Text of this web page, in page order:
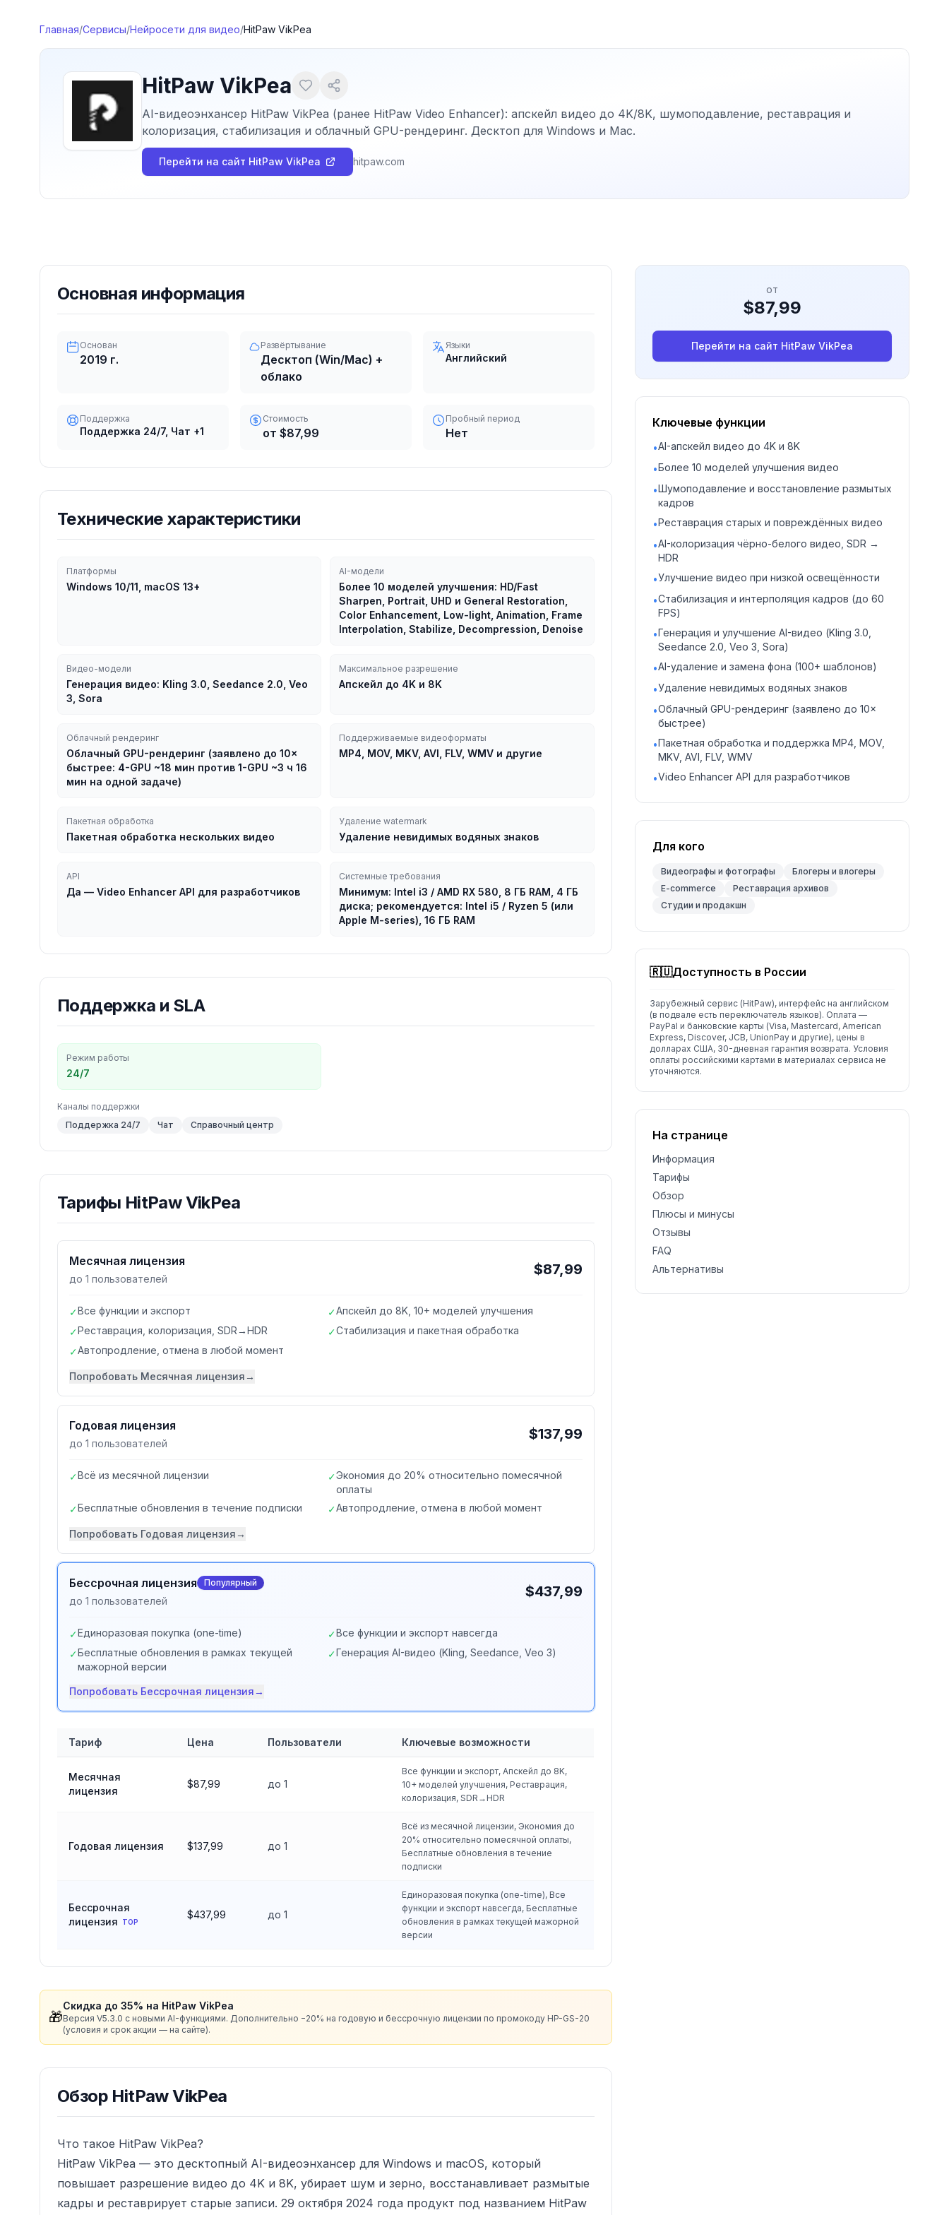
Главная/Сервисы/Нейросети для видео/HitPaw VikPea
HitPaw VikPea
AI-видеоэнхансер HitPaw VikPea (ранее HitPaw Video Enhancer): апскейл видео до 4K/8K, шумоподавление, реставрация и
колоризация, стабилизация и облачный GPU-рендеринг. Десктоп для Windows и Mac.
Перейти на сайт HitPaw VikPea hitpaw.com
Основная информация
Основан
2019 г.
Развёртывание
Десктоп (Win/Mac) +
облако
Языки
Английский
Поддержка
Поддержка 24/7, Чат +1
Стоимость
от $87,99
Пробный период
Нет
Технические характеристики
Платформы
Windows 10/11, macOS 13+
AI-модели
Более 10 моделей улучшения: HD/Fast
Sharpen, Portrait, UHD и General Restoration,
Color Enhancement, Low-light, Animation, Frame
Interpolation, Stabilize, Decompression, Denoise
Видео-модели
Генерация видео: Kling 3.0, Seedance 2.0, Veo
3, Sora
Максимальное разрешение
Апскейл до 4K и 8K
Облачный рендеринг
Облачный GPU-рендеринг (заявлено до 10×
быстрее: 4-GPU ~18 мин против 1-GPU ~3 ч 16
мин на одной задаче)
Поддерживаемые видеоформаты
MP4, MOV, MKV, AVI, FLV, WMV и другие
Пакетная обработка
Пакетная обработка нескольких видео
Удаление watermark
Удаление невидимых водяных знаков
API
Да — Video Enhancer API для разработчиков
Системные требования
Минимум: Intel i3 / AMD RX 580, 8 ГБ RAM, 4 ГБ
диска; рекомендуется: Intel i5 / Ryzen 5 (или
Apple M-series), 16 ГБ RAM
Поддержка и SLA
Режим работы
24/7
Каналы поддержки
Поддержка 24/7
Чат Справочный центр
Тарифы HitPaw VikPea
Месячная лицензия
до 1 пользователей
$87,99
✓Все функции и экспорт ✓Апскейл до 8K, 10+ моделей улучшения
✓Реставрация, колоризация, SDR→HDR ✓Стабилизация и пакетная обработка
✓Автопродление, отмена в любой момент
Попробовать Месячная лицензия→
Годовая лицензия
до 1 пользователей
$137,99
✓Всё из месячной лицензии ✓Экономия до 20% относительно помесячной
оплаты
✓Бесплатные обновления в течение подписки ✓Автопродление, отмена в любой момент
Попробовать Годовая лицензия→
Бессрочная лицензия Популярный
до 1 пользователей
$437,99
✓Единоразовая покупка (one-time) ✓Все функции и экспорт навсегда
✓Бесплатные обновления в рамках текущей
мажорной версии
✓Генерация AI-видео (Kling, Seedance, Veo 3)
Попробовать Бессрочная лицензия→
Тариф Цена Пользователи Ключевые возможности
Месячная
лицензия
$87,99 до 1
Все функции и экспорт, Апскейл до 8K,
10+ моделей улучшения, Реставрация,
колоризация, SDR→HDR
Годовая лицензия $137,99 до 1
Всё из месячной лицензии, Экономия до
20% относительно помесячной оплаты,
Бесплатные обновления в течение
подписки
Бессрочная
лицензия
TOP
$437,99 до 1
Единоразовая покупка (one-time), Все
функции и экспорт навсегда, Бесплатные
обновления в рамках текущей мажорной
версии
🎁
Скидка до 35% на HitPaw VikPea
Версия V5.3.0 с новыми AI-функциями. Дополнительно −20% на годовую и бессрочную лицензии по промокоду HP-GS-20
(условия и срок акции — на сайте).
Обзор HitPaw VikPea
Что такое HitPaw VikPea?
HitPaw VikPea — это десктопный AI-видеоэнхансер для Windows и macOS, который
повышает разрешение видео до 4K и 8K, убирает шум и зерно, восстанавливает размытые
кадры и реставрирует старые записи. 29 октября 2024 года продукт под названием HitPaw
от
$87,99
Перейти на сайт HitPaw VikPea
Ключевые функции
•AI-апскейл видео до 4K и 8K
•Более 10 моделей улучшения видео
•Шумоподавление и восстановление размытых
кадров
•Реставрация старых и повреждённых видео
•AI-колоризация чёрно-белого видео, SDR →
HDR
•Улучшение видео при низкой освещённости
•Стабилизация и интерполяция кадров (до 60
FPS)
•Генерация и улучшение AI-видео (Kling 3.0,
Seedance 2.0, Veo 3, Sora)
•AI-удаление и замена фона (100+ шаблонов)
•Удаление невидимых водяных знаков
•Облачный GPU-рендеринг (заявлено до 10×
быстрее)
•Пакетная обработка и поддержка MP4, MOV,
MKV, AVI, FLV, WMV
•Video Enhancer API для разработчиков
Для кого
Видеографы и фотографы
Блогеры и влогеры
E-commerce
Реставрация архивов
Студии и продакшн
🇷🇺Доступность в России
Зарубежный сервис (HitPaw), интерфейс на английском
(в подвале есть переключатель языков). Оплата —
PayPal и банковские карты (Visa, Mastercard, American
Express, Discover, JCB, UnionPay и другие), цены в
долларах США, 30-дневная гарантия возврата. Условия
оплаты российскими картами в материалах сервиса не
уточняются.
На странице
Информация
Тарифы
Обзор
Плюсы и минусы
Отзывы
FAQ
Альтернативы